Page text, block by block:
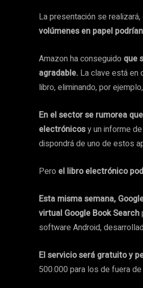
La presentación se realizará,
volúmenes en papel
Amazon ha conseguido que
agradable. La clave está en
libro, eliminando, por
En el sector se rumorea
electrónicosy un informe
dispondrá de uno de estos
Pero el libro electrónico
Esta misma semana,
virtual Google Book Search
software Android,
El servicio será gratuito y
500.000 para los de fuera